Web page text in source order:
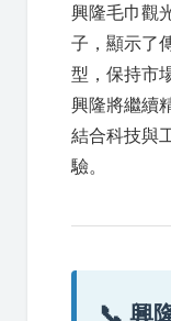
興隆毛巾觀
子，顯示了
型，保持市
興隆將繼續
結合科技與
驗。
📞 興